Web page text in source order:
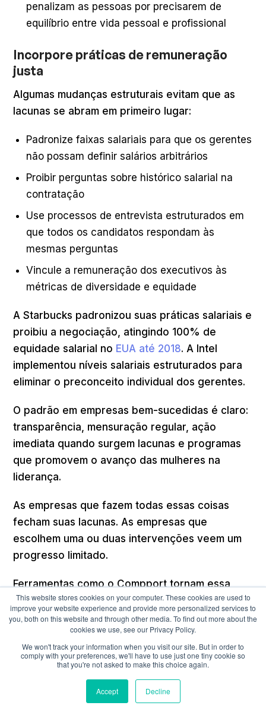
This website stores cookies on your computer. These cookies are used to
improve your website experience and provide more personalized services to
you, both on this website and through other media. To find out more about the
cookies we use, see our Privacy Policy.
We won't track your information when you visit our site. But in order to
comply with your preferences, we'll have to use just one tiny cookie so
that you're not asked to make this choice again.
Accept Decline
penalizam as pessoas por precisarem de
equilíbrio entre vida pessoal e profissional
Incorpore práticas de remuneração
justa
Algumas mudanças estruturais evitam que as
lacunas se abram em primeiro lugar:
Padronize faixas salariais para que os gerentes
não possam definir salários arbitrários
Proibir perguntas sobre histórico salarial na
contratação
Use processos de entrevista estruturados em
que todos os candidatos respondam às
mesmas perguntas
Vincule a remuneração dos executivos às
métricas de diversidade e equidade
A Starbucks padronizou suas práticas salariais e
proibiu a negociação, atingindo 100% de
equidade salarial no EUA até 2018. A Intel
implementou níveis salariais estruturados para
eliminar o preconceito individual dos gerentes.
O padrão em empresas bem-sucedidas é claro:
transparência, mensuração regular, ação
imediata quando surgem lacunas e programas
que promovem o avanço das mulheres na
liderança.
As empresas que fazem todas essas coisas
fecham suas lacunas. As empresas que
escolhem uma ou duas intervenções veem um
progresso limitado.
Ferramentas como o Compport tornam essa
abordagem sistemática viável em grande
escala, oferecendo aos líderes de
recompensas a infraestrutura para projetar uma
compensação equitativa desde o início e
mantê-la à medida que a organização cresce.
Por que os funcionários não